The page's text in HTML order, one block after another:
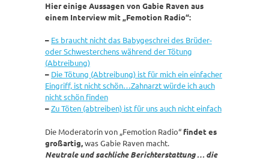
Hier einige Aussagen von Gabie Raven aus
einem Interview mit „Femotion Radio“:
– Es braucht nicht das Babygeschrei des Brüder-
oder Schwesterchens während der Tötung
(Abtreibung)
– Die Tötung (Abtreibung) ist für mich ein einfacher
Eingriff, ist nicht schön…Zahnarzt würde ich auch
nicht schön finden
–Zu Töten (abtreiben) ist für uns auch nicht einfach
Die Moderatorin von „Femotion Radio“ findet es
großartig,was Gabie Raven macht.
Neutrale und sachliche Berichterstattung … die